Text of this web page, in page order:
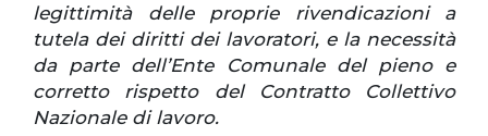
legittimità delle proprie rivendicazioni a
tutela dei diritti dei lavoratori, e la necessità
da parte dell’Ente Comunale del pieno e
corretto rispetto del Contratto Collettivo
Nazionale di lavoro.